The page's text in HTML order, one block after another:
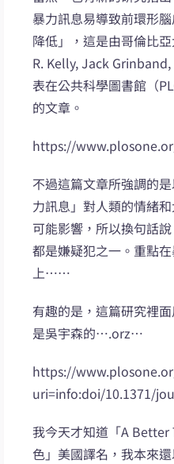
暴力訊息易導致前環形
降低」，這是由哥倫比
R. Kelly, Jack
表在公共科學圖書館（
的文章。
https://
不過這篇文章所強調的
力訊息」對人類的情緒
可能影響，所以換句話
都是嫌疑犯之一。重點
上……
有趣的是，這篇研究裡
是吳宇森的….orz…
https://
uri=info:doi/10.1371/
我今天才知道「A
色」美國譯名，我本來還